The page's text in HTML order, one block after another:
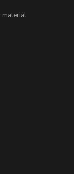
materiál.